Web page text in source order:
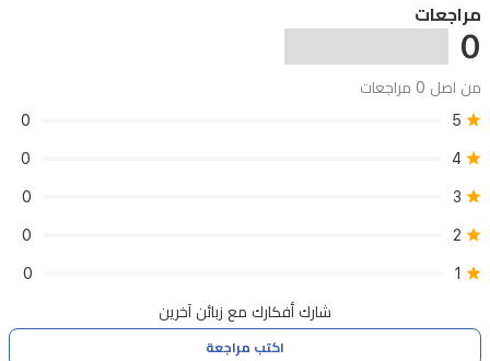
أندرويد
مع
كاميرا
خلفية
بدقة
13
وكاميرا
مراجعات
0
من اصل 0 مراجعات
5
0
4
0
3
0
2
0
1
0
شارك أفكارك مع زبائن آخرين
اكتب مراجعة